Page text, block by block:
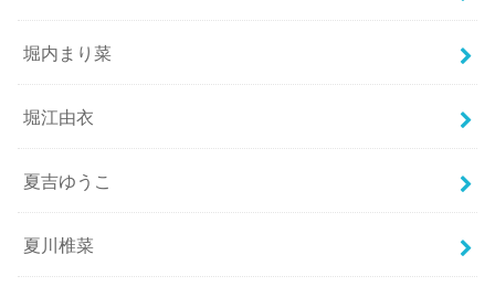
堀内まり菜
堀江由衣
夏吉ゆうこ
夏川椎菜